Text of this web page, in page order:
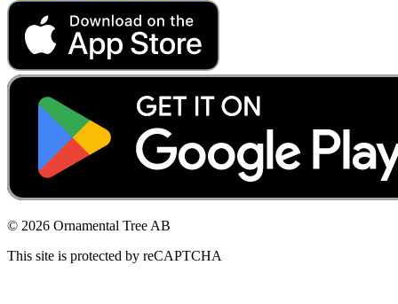
© 2026 Ornamental Tree AB
This site is protected by reCAPTCHA